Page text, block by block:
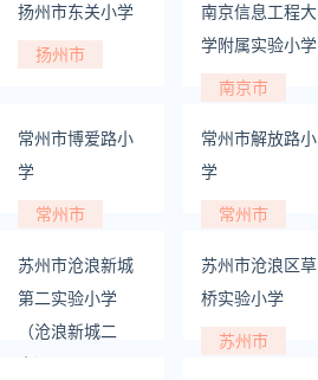
苏州市
扬州市东关小学
扬州市
南京信息工程大
学附属实验小学
南京市
常州市博爱路小
学
常州市
常州市解放路小
学
常州市
苏州市沧浪新城
第二实验小学
（沧浪新城二
小）
苏州市沧浪区草
桥实验小学
苏州市